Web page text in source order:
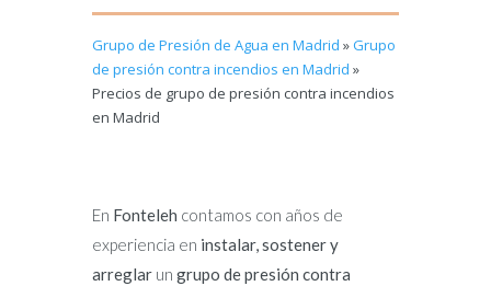
Grupo de Presión de Agua en Madrid »Grupo
de presión contra incendios en Madrid »
Precios de grupo de presión contra incendios
en Madrid
En Fonteleh contamos con años de
experiencia en instalar, sostener y
arreglar un grupo de presión contra